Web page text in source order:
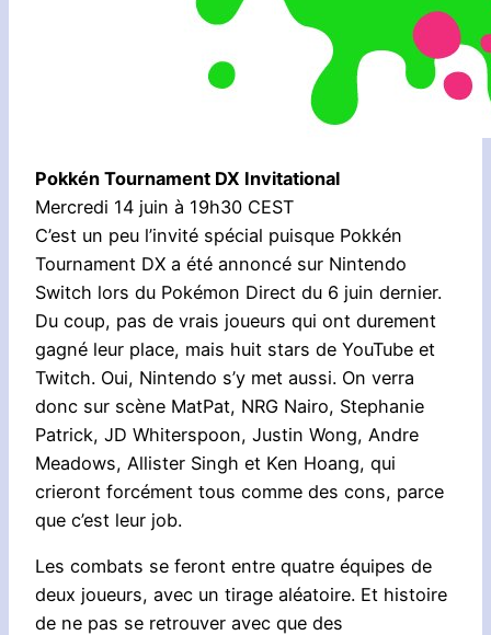
Pokkén Tournament DX Invitational
Mercredi 14 juin à 19h30 CEST
C’est un peu l’invité spécial puisque Pokkén
Tournament DX a été annoncé sur Nintendo
Switch lors du Pokémon Direct du 6 juin dernier.
Du coup, pas de vrais joueurs qui ont durement
gagné leur place, mais huit stars de YouTube et
Twitch. Oui, Nintendo s’y met aussi. On verra
donc sur scène MatPat, NRG Nairo, Stephanie
Patrick, JD Whiterspoon, Justin Wong, Andre
Meadows, Allister Singh et Ken Hoang, qui
crieront forcément tous comme des cons, parce
que c’est leur job.
Les combats se feront entre quatre équipes de
deux joueurs, avec un tirage aléatoire. Et histoire
de ne pas se retrouver avec que des